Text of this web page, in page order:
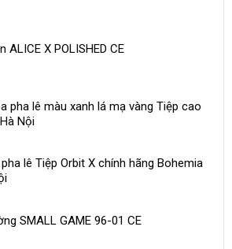
ALICE X POLISHED CE
pha lê màu xanh lá mạ vàng Tiệp cao
Nội
lê Tiệp Orbit X chính hãng Bohemia
SMALL GAME 96-01 CE